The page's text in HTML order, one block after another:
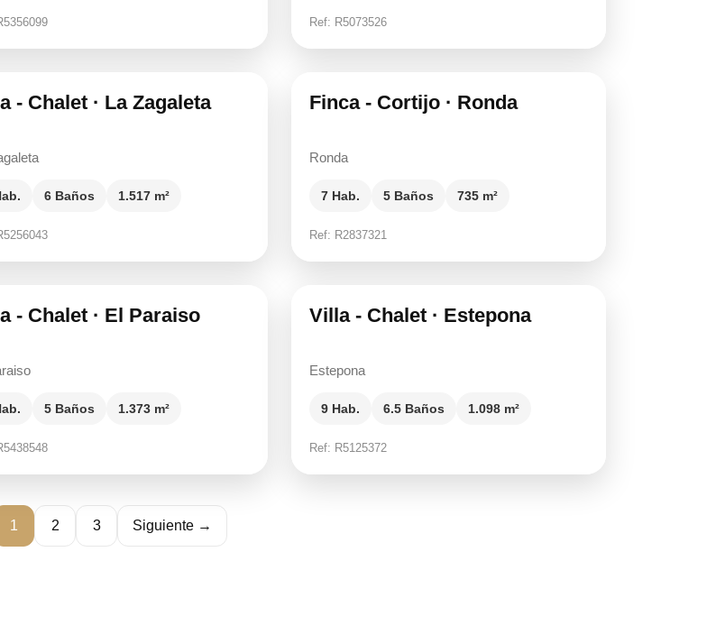
Ref: R5073526
- Chalet · La Zagaleta
6 Baños 1.517 m²
Finca - Cortijo · Ronda
Ronda
7 Hab. 5 Baños 735 m²
Ref: R2837321
- Chalet · El Paraiso
5 Baños 1.373 m²
Villa - Chalet · Estepona
Estepona
9 Hab. 6.5 Baños 1.098 m²
Ref: R5125372
1 2 3 Siguiente →